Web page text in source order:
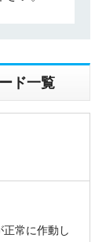
ド一覧
常に作動し